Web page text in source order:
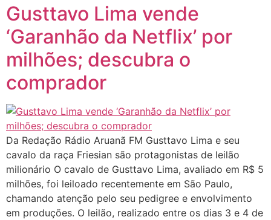
Gusttavo Lima vende
‘Garanhão da Netflix’ por
milhões; descubra o
comprador
Da Redação Rádio Aruanã FM Gusttavo Lima e seu
cavalo da raça Friesian são protagonistas de leilão
milionário O cavalo de Gusttavo Lima, avaliado em R$ 5
milhões, foi leiloado recentemente em São Paulo,
chamando atenção pelo seu pedigree e envolvimento
em produções. O leilão, realizado entre os dias 3 e 4 de